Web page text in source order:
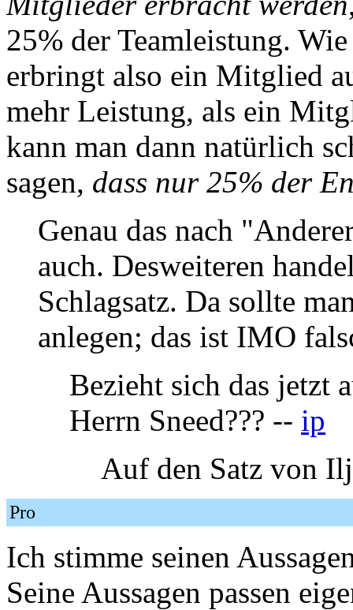
25% der Teamleistung.
erbringt also ein Mitglied
mehr Leistung, als ein
kann man dann natürlich
sagen, dass nur 25% der
Genau das nach
auch. Desweiteren
Schlagsatz. Da sollte
anlegen; das ist IMO
Bezieht sich das jetzt
Herrn Sneed??? -- ip
Auf den Satz von
Pro
Ich stimme seinen
Seine Aussagen passen